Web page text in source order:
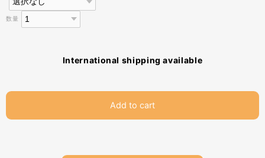
数量
International shipping available
Add to cart